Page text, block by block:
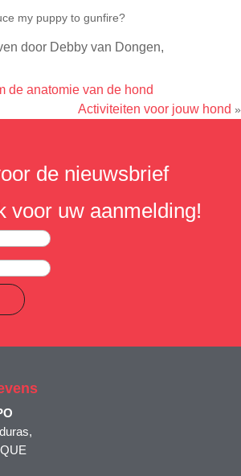
my puppy to gunfire?
door Debby van Dongen,
de anatomie van de hond
Activiteiten voor jouw hond »
de nieuwsbrief
voor uw aanmelding!